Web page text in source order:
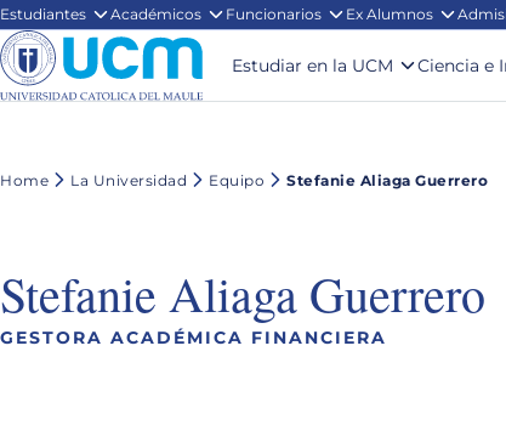
Estudiantes Académicos Funcionarios Ex Alumnos
Estudiar en la UCM Ciencia e
Home La Universidad Equipo Stefanie Aliaga Guerrero
Stefanie Aliaga Guerrero
GESTORA ACADÉMICA FINANCIERA